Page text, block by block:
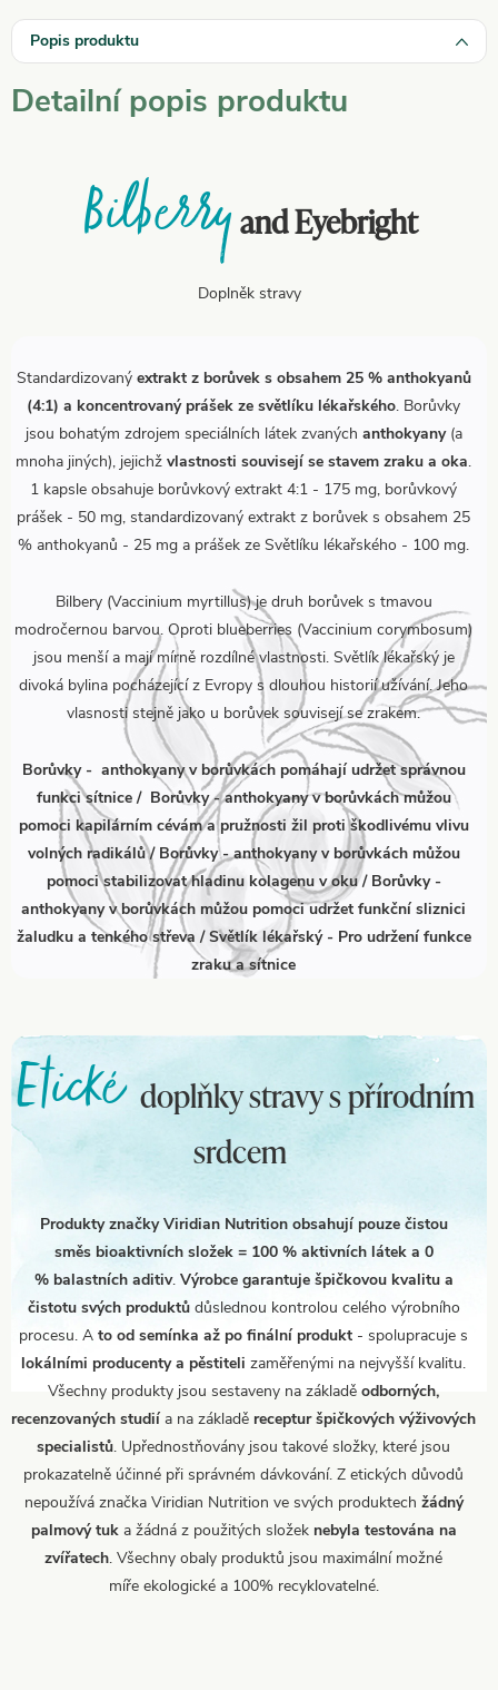
Popis produktu
Detailní popis produktu
Bilberry and Eyebright
Doplněk stravy
Standardizovaný extrakt z borůvek s obsahem 25 % anthokyanů
(4:1) a koncentrovaný prášek ze světlíku lékařského. Borůvky
jsou bohatým zdrojem speciálních látek zvaných anthokyany(a
mnoha jiných), jejichž vlastnosti souvisejí se stavem zraku a oka.
1 kapsle obsahuje borůvkový extrakt 4:1 - 175 mg, borůvkový
prášek - 50 mg, standardizovaný extrakt z borůvek s obsahem 25
% anthokyanů - 25 mg a prášek ze Světlíku lékařského - 100 mg.
Bilbery (Vaccinium myrtillus) je druh borůvek s tmavou
modročernou barvou. Oproti blueberries (Vaccinium corymbosum)
jsou menší a mají mírně rozdílné vlastnosti. Světlík lékařský je
divoká bylina pocházející z Evropy s dlouhou historií užívání. Jeho
vlasnosti stejně jako u borůvek souvisejí se zrakem.
Borůvky - anthokyany v borůvkách pomáhají udržet správnou
funkci sítnice / Borůvky - anthokyany v borůvkách můžou
pomoci kapilárním cévám a pružnosti žil proti škodlivému vlivu
volných radikálů / Borůvky - anthokyany v borůvkách můžou
pomoci stabilizovat hladinu kolagenu v oku / Borůvky -
anthokyany v borůvkách můžou pomoci udržet funkční sliznici
žaludku a tenkého střeva / Světlík lékařský - Pro udržení funkce
zraku a sítnice
Etickédoplňky stravy s přírodním
srdcem
Produkty značky Viridian Nutrition obsahují pouze čistou
směs bioaktivních složek = 100 % aktivních látek a 0
% balastních aditiv. Výrobce garantuje špičkovou kvalitu a
čistotu svých produktů důslednou kontrolou celého výrobního
procesu. A to od semínka až po finální produkt - spolupracuje s
lokálními producenty a pěstiteli zaměřenými na nejvyšší kvalitu.
Všechny produkty jsou sestaveny na základě odborných,
recenzovaných studií a na základě receptur špičkových výživových
specialistů. Upřednostňovány jsou takové složky, které jsou
prokazatelně účinné při správném dávkování. Z etických důvodů
nepoužívá značka Viridian Nutrition ve svých produktech žádný
palmový tuka žádná z použitých složek nebyla testována na
zvířatech. Všechny obaly produktů jsou maximální možné
míře ekologické a 100% recyklovatelné.